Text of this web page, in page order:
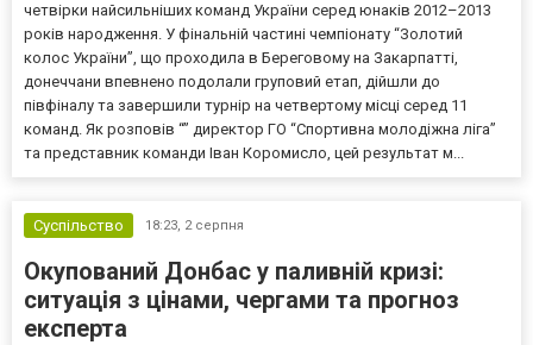
четвірки найсильніших команд України серед юнаків 2012–2013
років народження. У фінальній частині чемпіонату “Золотий
колос України”, що проходила в Береговому на Закарпатті,
донеччани впевнено подолали груповий етап, дійшли до
півфіналу та завершили турнір на четвертому місці серед 11
команд. Як розповів “” директор ГО “Спортивна молодіжна ліга”
та представник команди Іван Коромисло, цей результат м...
Суспільство 18:23, 2 серпня
Окупований Донбас у паливній кризі:
ситуація з цінами, чергами та прогноз
експерта